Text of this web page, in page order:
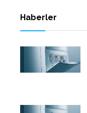
Haberler